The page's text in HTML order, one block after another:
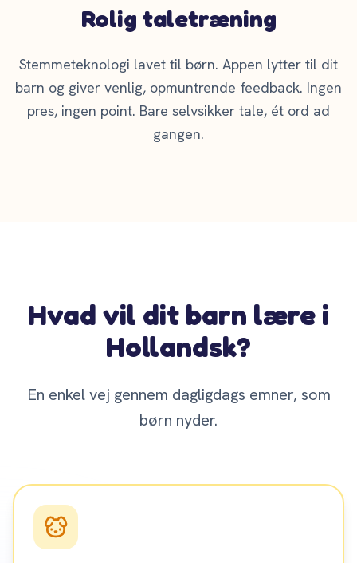
Rolig taletræning
Stemmeteknologi lavet til børn. Appen lytter til dit
barn og giver venlig, opmuntrende feedback. Ingen
pres, ingen point. Bare selvsikker tale, ét ord ad
gangen.
Hvad vil dit barn lære i
Hollandsk?
En enkel vej gennem dagligdags emner, som
børn nyder.